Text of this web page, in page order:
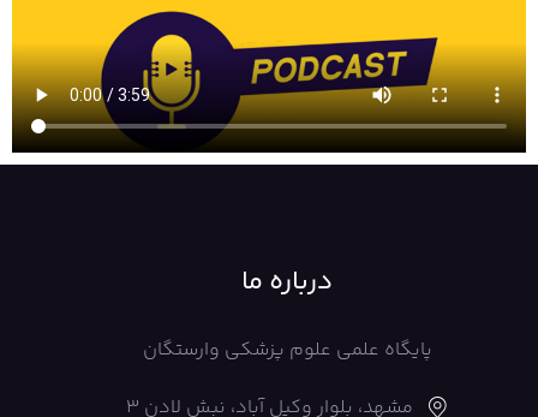
درباره ما
پایگاه علمی علوم پزشکی وارستگان
مشهد، بلوار وکیل آباد، نبش لادن 3